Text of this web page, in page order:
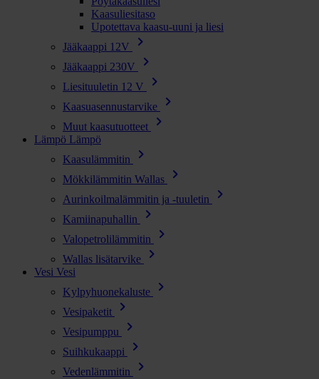
Kaasuliesitaso
Upotettava kaasu-uuni ja liesi
Jääkaappi 12V
chevron_right
Jääkaappi 230V chevron_right
Liesituuletin 12 V chevron_right
Kaasuasennustarvike chevron_right
Muut kaasutuotteet chevron_right
Lämpö Lämpö
Kaasulämmitin
chevron_right
Mökkilämmitin Wallas chevron_right
Aurinkoilmalämmitin ja -tuuletin chevron_right
Kamiinapuhallin chevron_right
Valopetrolilämmitin chevron_right
Wallas lisätarvike chevron_right
Vesi Vesi
Kylpyhuonekaluste
chevron_right
Vesipaketit chevron_right
Vesipumppu chevron_right
Suihkukaappi chevron_right
Vedenlämmitin chevron_right